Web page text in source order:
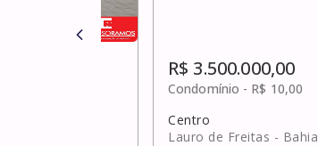
R$ 3.500.000,00
Condomínio - R$ 10,00
Centro
Lauro de Freitas - Bahia